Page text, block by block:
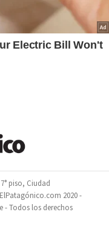
piso, Ciudad
2020 -
- Todos los derechos